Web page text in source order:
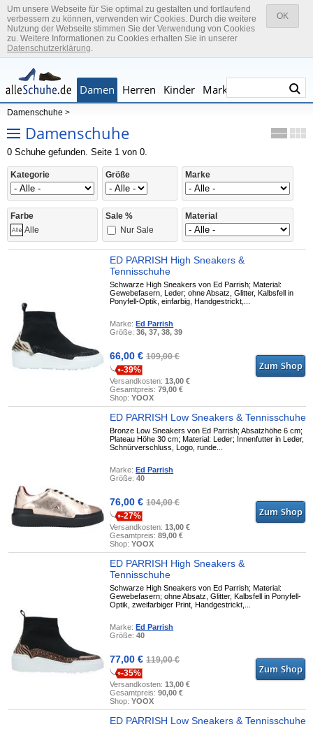
OK
Um unsere Webseite für Sie optimal zu gestalten und fortlaufend
verbessern zu können, verwenden wir Cookies. Durch die weitere
Nutzung der Webseite stimmen Sie der Verwendung von Cookies
zu. Weitere Informationen zu Cookies erhalten Sie in unserer
Datenschutzerklärung.
Damen Herren Kinder Marken
Damenschuhe >
Damenschuhe
0 Schuhe gefunden. Seite 1 von 0.
Kategorie Größe Marke
Farbe
Alle
Sale %
Nur Sale
Material
ED PARRISH High Sneakers &
Tennisschuhe
Schwarze High Sneakers von Ed Parrish; Material:
Gewebefasern, Leder; ohne Absatz, Glitter, Kalbsfell in
Ponyfell-Optik, einfarbig, Handgestrickt,...
Marke:Ed Parrish
Größe:36, 37, 38, 39
66,00 €109,00 €
-39%
Versandkosten:13,00 €
Gesamtpreis:79,00 €
Shop:YOOX
ED PARRISH Low Sneakers & Tennisschuhe
Bronze Low Sneakers von Ed Parrish; Absatzhöhe 6 cm;
Plateau Höhe 30 cm; Material: Leder; Innenfutter in Leder,
Schnürverschluss, Logo, runde...
Marke:Ed Parrish
Größe:40
76,00 €104,00 €
-27%
Versandkosten:13,00 €
Gesamtpreis:89,00 €
Shop:YOOX
ED PARRISH High Sneakers &
Tennisschuhe
Schwarze High Sneakers von Ed Parrish; Material:
Gewebefasern; ohne Absatz, Glitter, Kalbsfell in Ponyfell-
Optik, zweifarbiger Print, Handgestrickt,...
Marke:Ed Parrish
Größe:40
77,00 €119,00 €
-35%
Versandkosten:13,00 €
Gesamtpreis:90,00 €
Shop:YOOX
ED PARRISH Low Sneakers & Tennisschuhe